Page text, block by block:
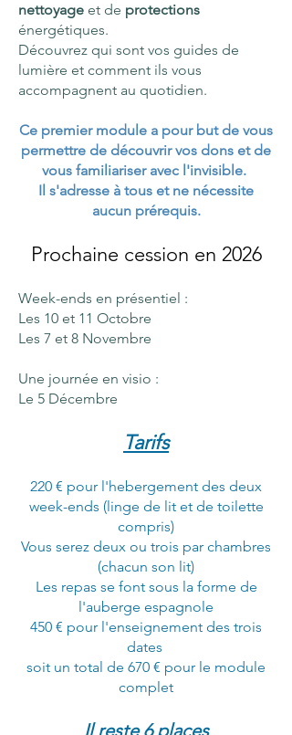
nettoyage et de protections
énergétiques.
Découvrez qui sont vos guides de
lumière et comment ils vous
accompagnent au quotidien.
Ce premier module a pour but de vous
permettre de découvrir vos dons et de
vous familiariser avec l'invisible.
Il s'adresse à tous et ne nécessite
aucun prérequis.
Prochaine cession en 2026
Week-ends en présentiel :
​Les 10 et 11 Octobre
Les 7 et 8 Novembre
Une journée en visio :
​Le 5 Décembre​​​
Tarifs
220 € pour l'hebergement des deux
week-ends (linge de lit et de toilette
compris)
Vous serez deux ou trois par chambres
(chacun son lit)
Les repas se font sous la forme de
l'auberge espagnole
450 € pour l'enseignement des trois
dates ​​​​
soit un total de 670 € pour le module
complet
Il reste 6 places